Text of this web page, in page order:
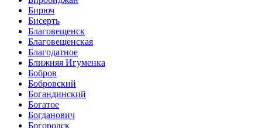
Бирюч
Бисерть
Благовещенск
Благовещенская
Благодатное
Ближняя Игуменка
Бобров
Бобровский
Богандинский
Богатое
Богданович
Богородск